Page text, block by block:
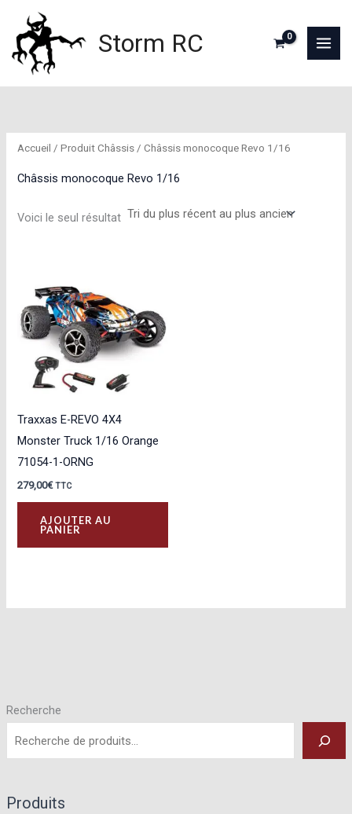
contenu
Storm RC
Recherche
Produits
Accueil / Produit Châssis / Châssis monocoque Revo 1/16
Châssis monocoque Revo 1/16
Voici le seul résultat
Traxxas E-REVO 4X4
Monster Truck 1/16 Orange
71054-1-ORNG
279,00€ TTC
AJOUTER AU
PANIER